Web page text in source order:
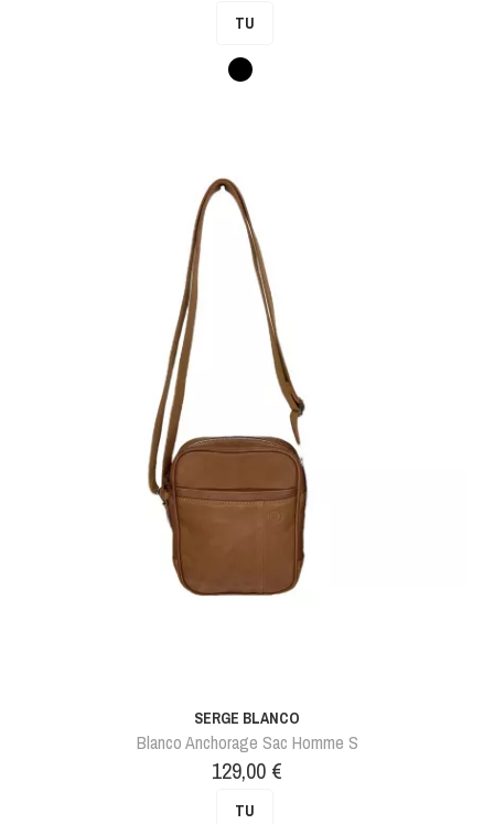
TU
Noir
SERGE BLANCO
Blanco Anchorage Sac Homme S
Prix
129,00 €
TU